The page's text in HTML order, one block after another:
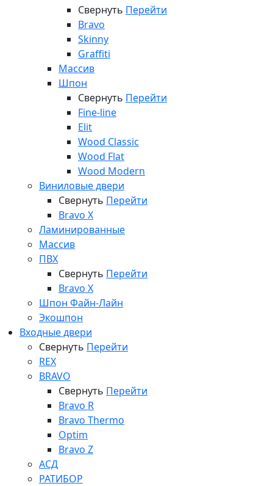
Свернуть Перейти
Bravo
Skinny
Graffiti
Массив
Шпон
Свернуть Перейти
Fine-line
Elit
Wood Classic
Wood Flat
Wood Modern
Виниловые двери
Свернуть Перейти
Bravo X
Ламинированные
Массив
ПВХ
Свернуть Перейти
Bravo X
Шпон Файн-Лайн
Экошпон
Входные двери
Свернуть Перейти
REX
BRAVO
Свернуть Перейти
Bravo R
Bravo Thermo
Optim
Bravo Z
АСД
РАТИБОР